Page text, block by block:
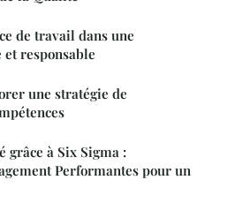
de travail dans une
responsable
une stratégie de
grâce à Six Sigma :
Performantes pour un